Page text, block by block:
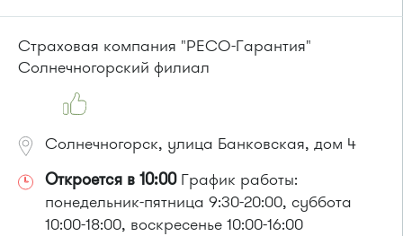
или до остановки"Парк Победы ":
Маршрутка № 408м, 419м
Страховая компания "РЕСО-Гарантия"
Солнечногорский филиал
Солнечногорск, улица Банковская, дом 4
Откроется в 10:00График работы:
понедельник-пятница 9:30-20:00, суббота
10:00-18:00, воскресенье 10:00-16:00